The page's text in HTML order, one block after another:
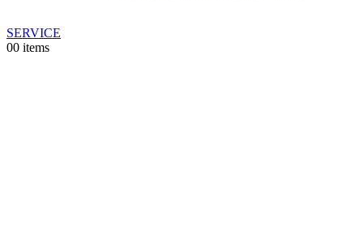
SERVICE
00 items